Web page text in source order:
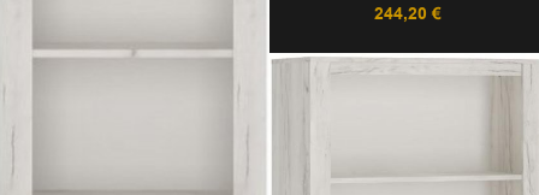
244,20 €